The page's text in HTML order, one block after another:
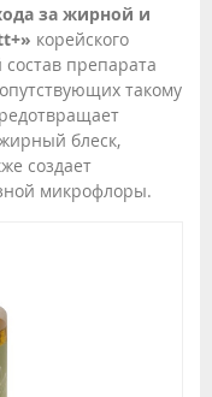
за жирной и
корейского
препарата
такому
блеск,
создает
микрофлоры.